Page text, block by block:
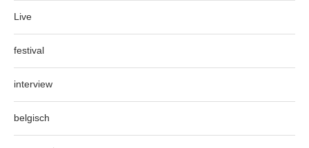
Live
festival
interview
belgisch